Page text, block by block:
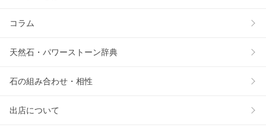
コラム
天然石・パワーストーン辞典
石の組み合わせ・相性
出店について